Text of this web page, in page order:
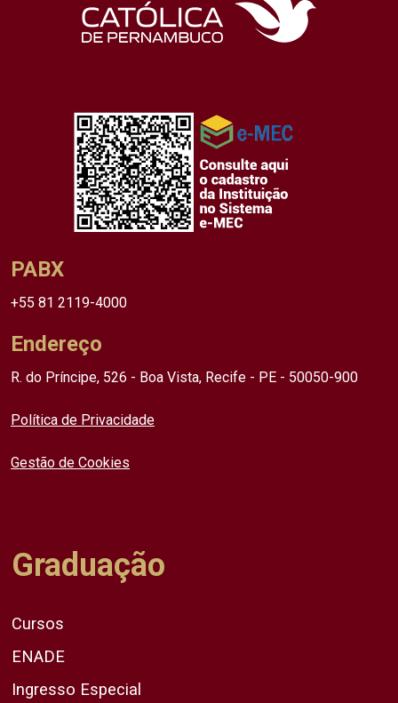
PABX
+55 81 2119-4000
Endereço
R. do Príncipe, 526 - Boa Vista, Recife - PE - 50050-900
Política de Privacidade
Gestão de Cookies
Graduação
Cursos
ENADE
Ingresso Especial